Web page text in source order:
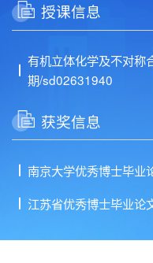
授课信息
有机立体化学及不对
期/sd02631940
获奖信息
南京大学优秀博士毕业
江苏省优秀博士毕业论